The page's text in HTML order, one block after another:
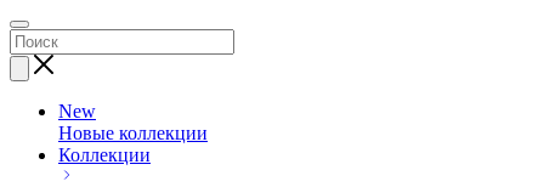
New
Новые коллекции
Коллекции